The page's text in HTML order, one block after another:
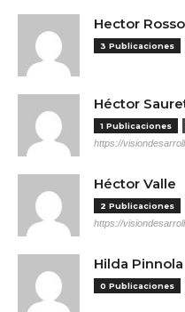
Hector Rosso
3 Publicaciones
Héctor
1 Publicaciones
https://
Héctor Valle
2 Publicaciones
https://
Hilda Pinnola
0 Publicaciones